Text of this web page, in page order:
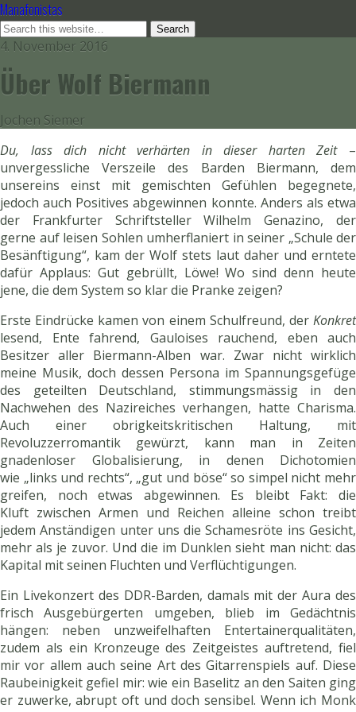
Manafonistas
4. November 2016
Über Wolf Biermann
Jochen Siemer
Du, lass dich nicht verhärten in dieser harten Zeit–
unvergessliche Verszeile des Barden Biermann, dem
unsereins einst mit gemischten Gefühlen begegnete,
jedoch auch Positives abgewinnen konnte. Anders als etwa
der Frankfurter Schriftsteller Wilhelm Genazino, der
gerne auf leisen Sohlen umherflaniert in seiner „Schule der
Besänftigung“, kam der Wolf stets laut daher und erntete
dafür Applaus: Gut gebrüllt, Löwe! Wo sind denn heute
jene, die dem System so klar die Pranke zeigen?
Erste Eindrücke kamen von einem Schulfreund, der Konkret
lesend, Ente fahrend, Gauloises rauchend, eben auch
Besitzer aller Biermann-Alben war. Zwar nicht wirklich
meine Musik, doch dessen Persona im Spannungsgefüge
des geteilten Deutschland, stimmungsmässig in den
Nachwehen des Nazireiches verhangen, hatte Charisma.
Auch einer obrigkeitskritischen Haltung, mit
Revoluzzerromantik gewürzt, kann man in Zeiten
gnadenloser Globalisierung, in denen Dichotomien
wie „links und rechts“, „gut und böse“ so simpel nicht mehr
greifen, noch etwas abgewinnen. Es bleibt Fakt: die
Kluft zwischen Armen und Reichen alleine schon treibt
jedem Anständigen unter uns die Schamesröte ins Gesicht,
mehr als je zuvor. Und die im Dunklen sieht man nicht: das
Kapital mit seinen Fluchten und Verflüchtigungen.
Ein Livekonzert des DDR-Barden, damals mit der Aura des
frisch Ausgebürgerten umgeben, blieb im Gedächtnis
hängen: neben unzweifelhaften Entertainerqualitäten,
zudem als ein Kronzeuge des Zeitgeistes auftretend, fiel
mir vor allem auch seine Art des Gitarrenspiels auf. Diese
Raubeinigkeit gefiel mir: wie ein Baselitz an den Saiten ging
er zuwerke, abrupt oft und doch sensibel. Wenn ich Monk